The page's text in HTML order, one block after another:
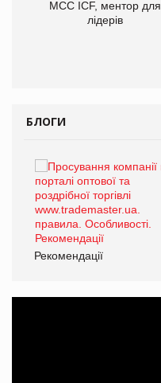
МСС ICF, ментор для
лідерів
БЛОГИ
Рекомендації